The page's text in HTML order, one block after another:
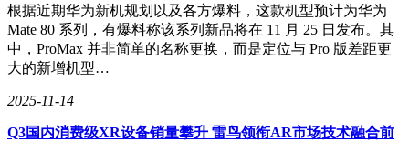
根据近期华为新机规划以及各方爆料，这款机型预计为华为
Mate 80 系列，有爆料称该系列新品将在 11 月 25 日发布。其
中，ProMax 并非简单的名称更换，而是定位与 Pro 版差距更
大的新增机型…
2025-11-14
Q3国内消费级XR设备销量攀升 雷鸟领衔AR市场技术融合前